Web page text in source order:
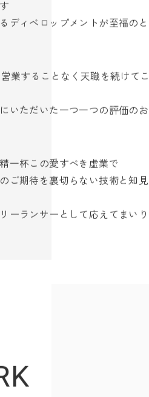
ディベロップメントが至福の
業することなく天職を続けて
いただいた一つ一つの評価の
一杯この愛すべき虚業で
ご期待を裏切らない技術と知
ーランサーとして応えてまい